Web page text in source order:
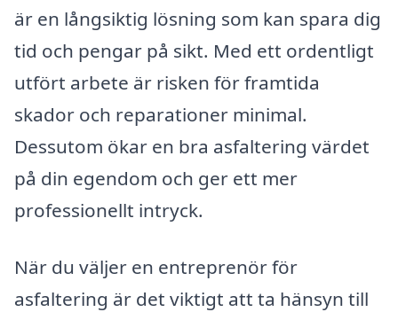
är en långsiktig lösning som kan spara dig
tid och pengar på sikt. Med ett ordentligt
utfört arbete är risken för framtida
skador och reparationer minimal.
Dessutom ökar en bra asfaltering värdet
på din egendom och ger ett mer
professionellt intryck.
När du väljer en entreprenör för
asfaltering är det viktigt att ta hänsyn till